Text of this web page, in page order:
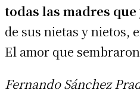
todas las madres que
de sus nietas y nietos,
El amor que
Fernando Sánchez